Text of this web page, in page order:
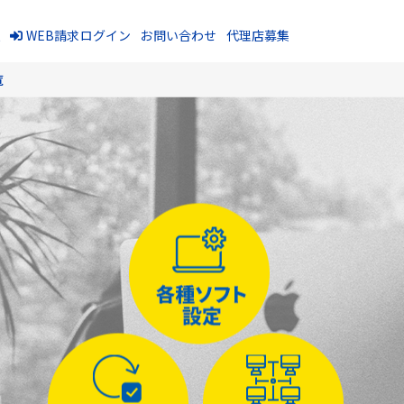
WEB請求ログイン お問い合わせ 代理店募集